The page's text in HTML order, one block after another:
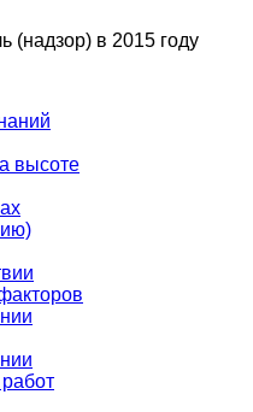
(надзор) в 2015 году
высоте